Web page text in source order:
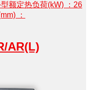
额定热负荷(kW) ：26
：
AR(L)